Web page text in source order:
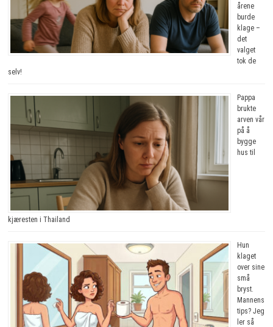
årene
burde
klage –
det
valget
tok de
selv!
Pappa
brukte
arven vår
på å
bygge
hus til
kjæresten i Thailand
Hun
klaget
over sine
små
bryst.
Mannens
tips? Jeg
ler så